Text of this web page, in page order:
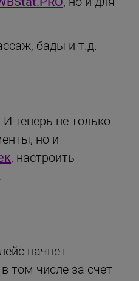
бады и т.д.
теперь не только
но и
, настроить
.
начнет
том числе за счет